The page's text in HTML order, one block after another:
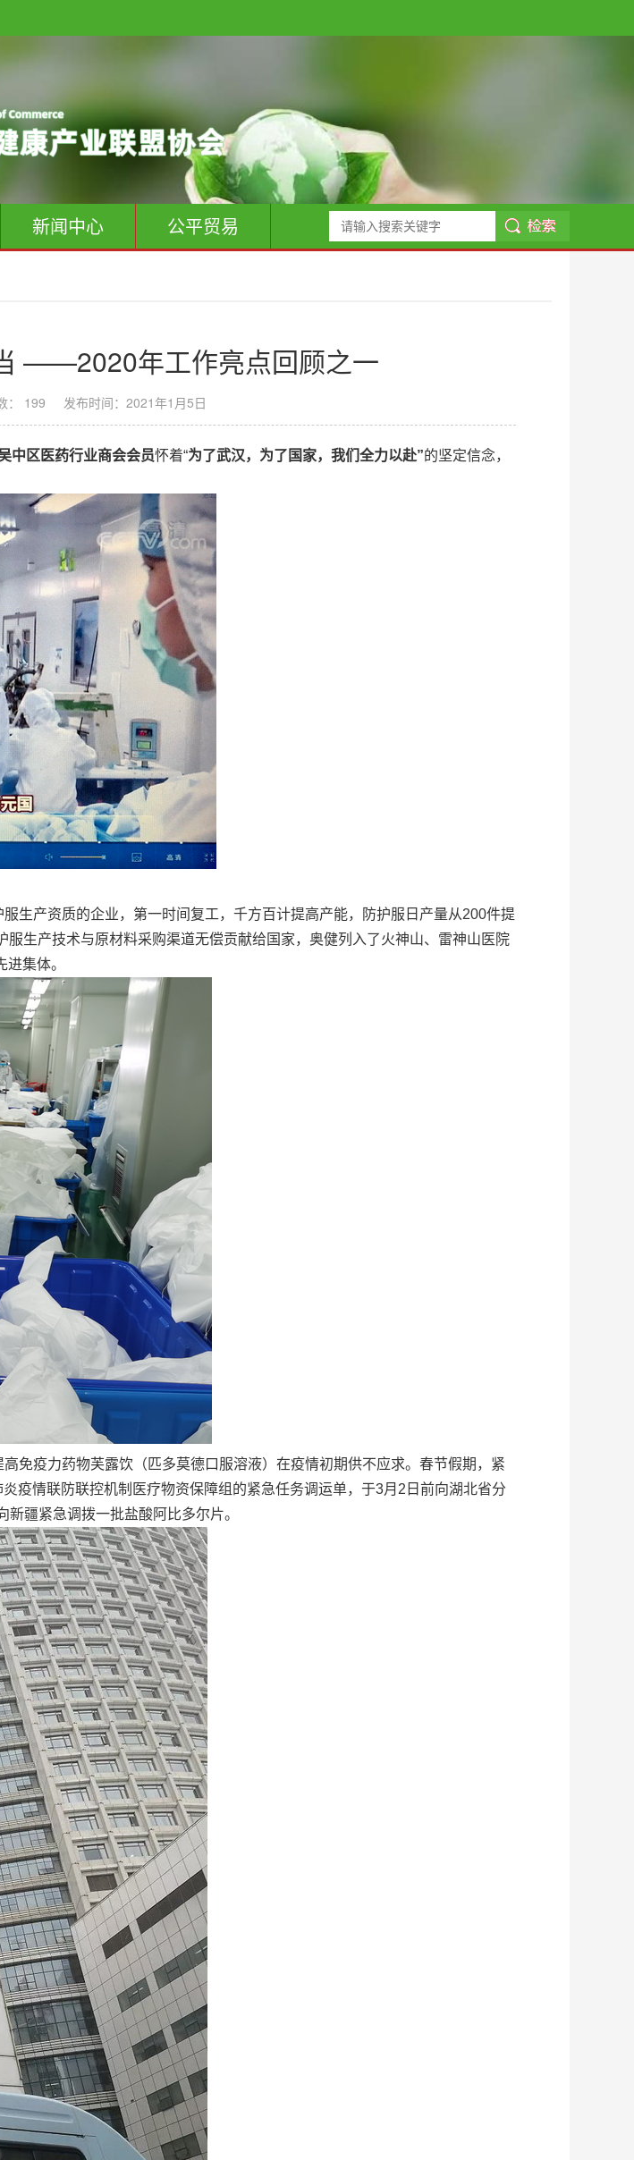
新闻中心 公平贸易
——2020年工作亮点回顾之一
： 199 发布时间：2021年1月5日
中区医药行业商会会员怀着“为了武汉，为了国家，我们全力以赴”的坚定信念，
生产资质的企业，第一时间复工，千方百计提高产能，防护服日产量从200件提
生产技术与原材料采购渠道无偿贡献给国家，奥健列入了火神山、雷神山医院
集体。
免疫力药物芙露饮（匹多莫德口服溶液）在疫情初期供不应求。春节假期，紧
疫情联防联控机制医疗物资保障组的紧急任务调运单，于3月2日前向湖北省分
疆紧急调拨一批盐酸阿比多尔片。